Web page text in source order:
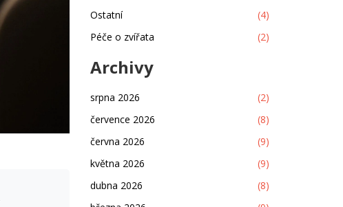
Ostatní
(4)
Péče o zvířata
(2)
Archivy
srpna 2026
(2)
července 2026
(8)
června 2026
(9)
května 2026
(9)
dubna 2026
(8)